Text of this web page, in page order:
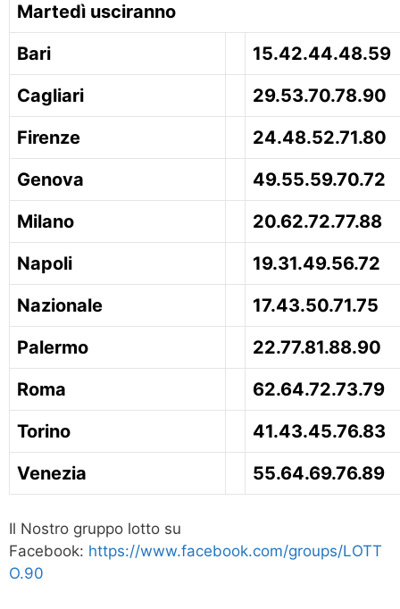
Martedì usciranno
Bari
15.42.44.48.59
Cagliari
29.53.70.78.90
Firenze
24.48.52.71.80
Genova
49.55.59.70.72
Milano
20.62.72.77.88
Napoli
19.31.49.56.72
Nazionale
17.43.50.71.75
Palermo
22.77.81.88.90
Roma
62.64.72.73.79
Torino
41.43.45.76.83
Venezia
55.64.69.76.89
Il Nostro gruppo lotto su
Facebook: https://www.facebook.com/groups/LOTT
O.90